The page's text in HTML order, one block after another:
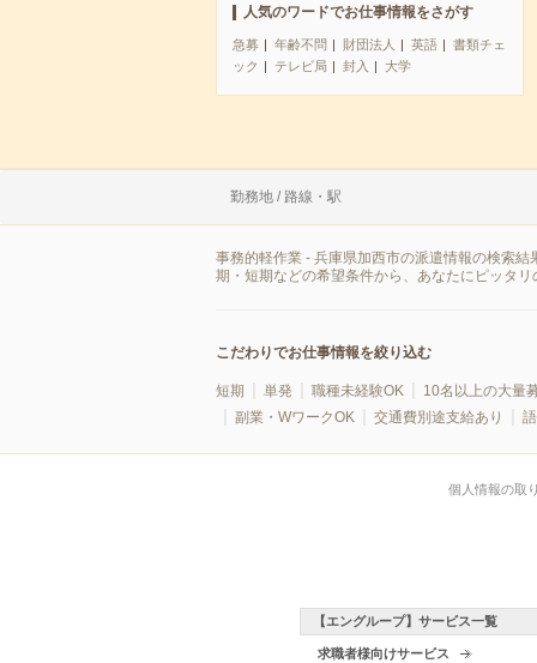
人気のワードでお仕事情報をさがす
急募 年齢不問 財団法人 英語
書類チェ
ック
テレビ局 封入 大学
勤務地 / 路線・駅
事務的軽作業 - 兵庫県加西市の派遣情報の検索
期・短期などの希望条件から、あなたにピッタ
こだわりでお仕事情報を絞り込む
短期 単発 職種未経験OK 10名以上の大量
副業・WワークOK
交通費別途支給あり
個人情報の取
【エングループ】サービス一覧
求職者様向けサービス